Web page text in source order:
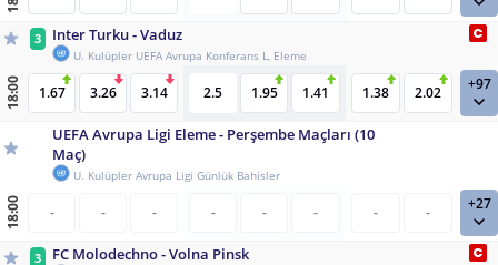
Oran Düşerse:
Oran Yükselirse:
3 Inter Turku - Vaduz
U. Kulüpler UEFA Avrupa Konferans L, Eleme
18:00 1.67 3.26 3.14 2.5 1.95 1.41 1.38 2.02 +97
UEFA Avrupa Ligi Eleme - Perşembe Maçları (10
Maç)
U. Kulüpler Avrupa Ligi Günlük Bahisler
18:00 - - - - - - - - +27
3 FC Molodechno - Volna Pinsk